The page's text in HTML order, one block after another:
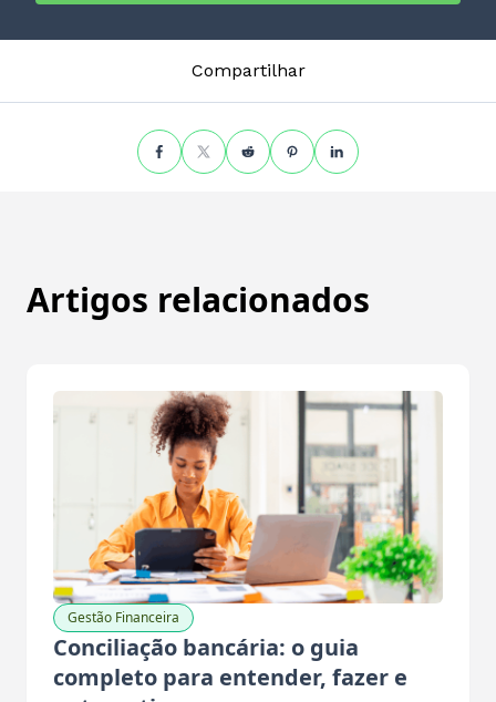
Compartilhar
Artigos relacionados
Gestão Financeira
Conciliação bancária: o guia
completo para entender, fazer e